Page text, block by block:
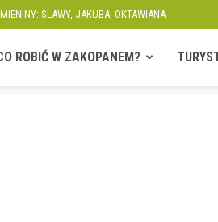
SLAWY, JAKUBA, OKTAWIANA
ROBIĆ W ZAKOPANEM?